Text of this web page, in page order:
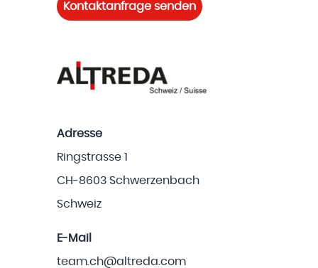
Kontaktanfrage senden
Adresse
Ringstrasse 1
CH-8603 Schwerzenbach
Schweiz
E-Mail
team.ch@altreda.com